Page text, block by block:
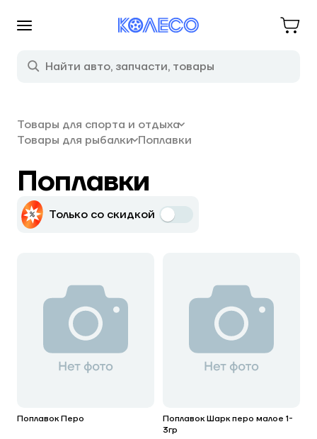
Товары для спорта и отдыха
Товары для рыбалки Поплавки
Поплавки
Только со скидкой
Поплавок Перо
Поплавок Шарк перо малое 1-
3гр